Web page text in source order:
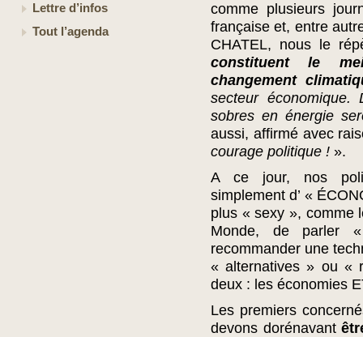
Lettre d’infos
Tout l’agenda
comme plusieurs
française et, entre
CHATEL, nous le
constituent le
changement
secteur
sobres en énergie
aussi, affirmé avec
courage politique ! ».
A ce jour, nos
simplement d’ «
plus « sexy », comme
Monde, de parler
recommander une
« alternatives » ou «
deux : les économies
Les premiers
devons dorénavant